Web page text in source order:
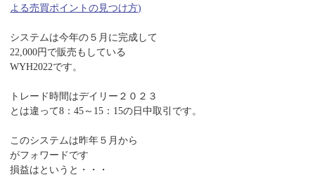
よる売買ポイントの見つけ方)
システムは今年の５月に完成して
22,000円で販売もしている
WYH2022です。
トレード時間はデイリー２０２３
とは違って8：45～15：15の日中取引です。
このシステムは昨年５月から
がフォワードです
損益はというと・・・